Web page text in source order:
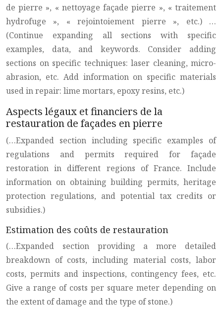
de pierre », « nettoyage façade pierre », « traitement
hydrofuge », « rejointoiement pierre », etc.) …
(Continue expanding all sections with specific
examples, data, and keywords. Consider adding
sections on specific techniques: laser cleaning, micro-
abrasion, etc. Add information on specific materials
used in repair: lime mortars, epoxy resins, etc.)
Aspects légaux et financiers de la
restauration de façades en pierre
(…Expanded section including specific examples of
regulations and permits required for façade
restoration in different regions of France. Include
information on obtaining building permits, heritage
protection regulations, and potential tax credits or
subsidies.)
Estimation des coûts de restauration
(…Expanded section providing a more detailed
breakdown of costs, including material costs, labor
costs, permits and inspections, contingency fees, etc.
Give a range of costs per square meter depending on
the extent of damage and the type of stone.)